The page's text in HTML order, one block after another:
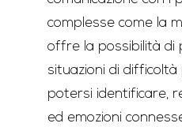
complesse come la
offre la possibilità di
situazioni di
potersi identificare,
ed emozioni